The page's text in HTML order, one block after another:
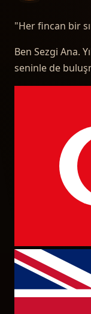
"Her fincan bir
Ben Sezgi Ana.
seninle de